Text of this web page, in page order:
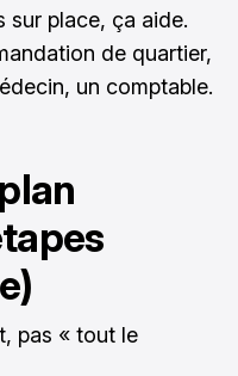
sur place, ça aide.
de quartier,
un comptable.
pas « tout le